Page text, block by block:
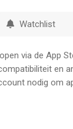
Watchlist
via de App
en
nodig om
one brain.